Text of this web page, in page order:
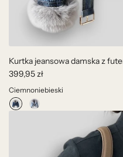
Kurtka jeansowa damska z
zimowa
399,95 zł
Ciemnoniebieski